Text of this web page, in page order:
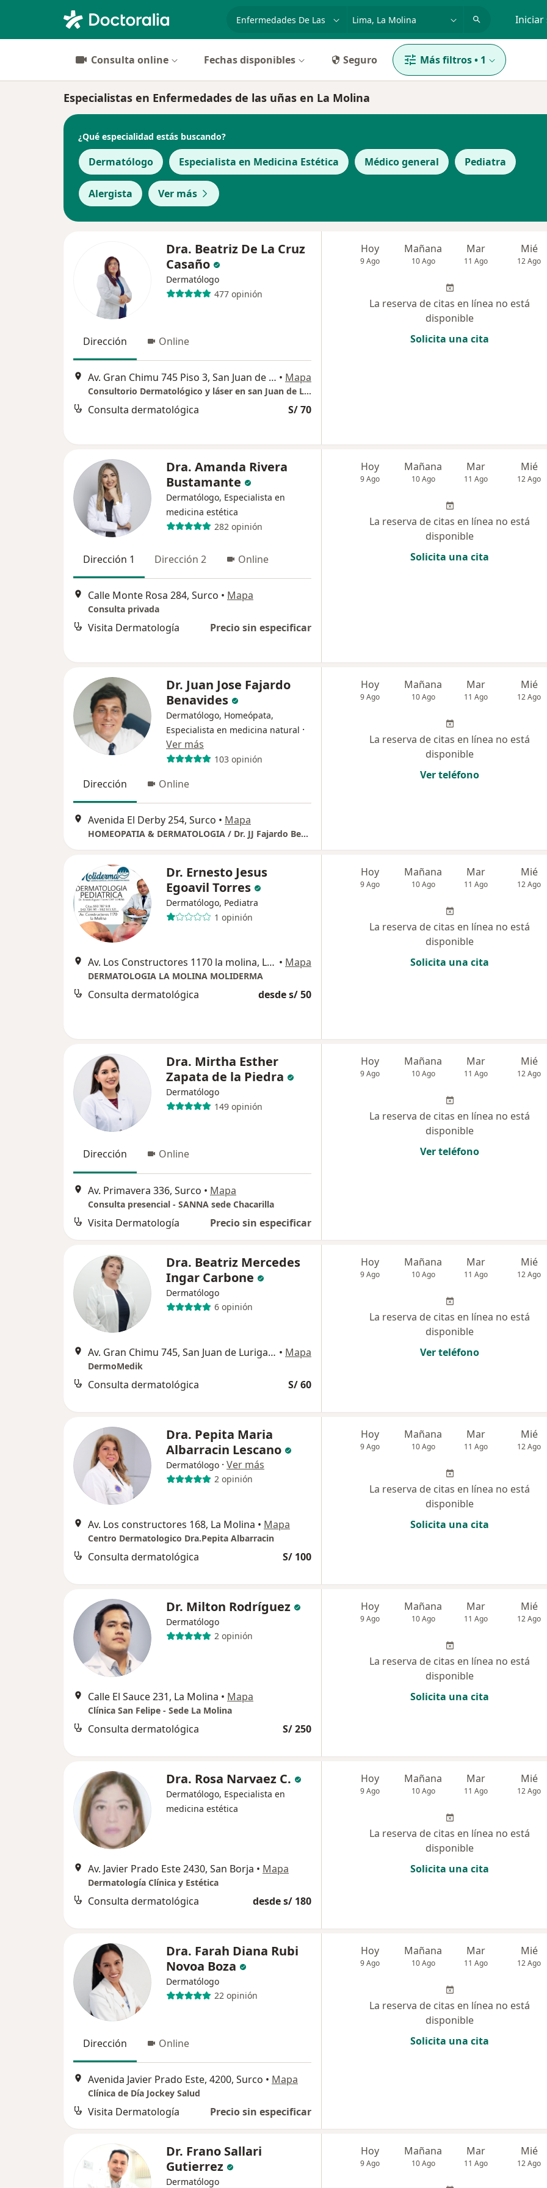
Iniciar
Consulta online Fechas disponibles Seguro Más filtros• 1
Especialistas en Enfermedades de las uñas en La Molina
¿Qué especialidad estás buscando?
Dermatólogo Especialista en Medicina Estética Médico general Pediatra
Alergista Ver más
Dra. Beatriz De La Cruz
Casaño
Dermatólogo
477 opinión
Dirección Online
Av. Gran Chimu 745 Piso 3, San Juan de Lurigancho • Mapa
Consultorio Dermatológico y láser en san Juan de Lurigancho
Consulta dermatológica S/ 70
Hoy
9 Ago
Mañana
10 Ago
Mar
11 Ago
Mié
12 Ago
La reserva de citas en línea no está
disponible
Solicita una cita
Dra. Amanda Rivera
Bustamante
Dermatólogo, Especialista en
medicina estética
282 opinión
Dirección 1 Dirección 2 Online
Calle Monte Rosa 284, Surco • Mapa
Consulta privada
Visita Dermatología Precio sin especificar
Hoy
9 Ago
Mañana
10 Ago
Mar
11 Ago
Mié
12 Ago
La reserva de citas en línea no está
disponible
Solicita una cita
Dr. Juan Jose Fajardo
Benavides
Dermatólogo, Homeópata,
Especialista en medicina natural ·
Ver más
103 opinión
Dirección Online
Avenida El Derby 254, Surco • Mapa
HOMEOPATIA & DERMATOLOGIA / Dr. JJ Fajardo Benavides
Hoy
9 Ago
Mañana
10 Ago
Mar
11 Ago
Mié
12 Ago
La reserva de citas en línea no está
disponible
Ver teléfono
Dr. Ernesto Jesus
Egoavil Torres
Dermatólogo, Pediatra
1 opinión
Av. Los Constructores 1170 la molina, Lima • Mapa
DERMATOLOGIA LA MOLINA MOLIDERMA
Consulta dermatológica desde s/ 50
Hoy
9 Ago
Mañana
10 Ago
Mar
11 Ago
Mié
12 Ago
La reserva de citas en línea no está
disponible
Solicita una cita
Dra. Mirtha Esther
Zapata de la Piedra
Dermatólogo
149 opinión
Dirección Online
Av. Primavera 336, Surco • Mapa
Consulta presencial - SANNA sede Chacarilla
Visita Dermatología Precio sin especificar
Hoy
9 Ago
Mañana
10 Ago
Mar
11 Ago
Mié
12 Ago
La reserva de citas en línea no está
disponible
Ver teléfono
Dra. Beatriz Mercedes
Ingar Carbone
Dermatólogo
6 opinión
Av. Gran Chimu 745, San Juan de Lurigancho • Mapa
DermoMedik
Consulta dermatológica S/ 60
Hoy
9 Ago
Mañana
10 Ago
Mar
11 Ago
Mié
12 Ago
La reserva de citas en línea no está
disponible
Ver teléfono
Dra. Pepita Maria
Albarracin Lescano
Dermatólogo · Ver más
2 opinión
Av. Los constructores 168, La Molina • Mapa
Centro Dermatologico Dra.Pepita Albarracin
Consulta dermatológica S/ 100
Hoy
9 Ago
Mañana
10 Ago
Mar
11 Ago
Mié
12 Ago
La reserva de citas en línea no está
disponible
Solicita una cita
Dr. Milton Rodríguez
Dermatólogo
2 opinión
Calle El Sauce 231, La Molina • Mapa
Clínica San Felipe - Sede La Molina
Consulta dermatológica S/ 250
Hoy
9 Ago
Mañana
10 Ago
Mar
11 Ago
Mié
12 Ago
La reserva de citas en línea no está
disponible
Solicita una cita
Dra. Rosa Narvaez C.
Dermatólogo, Especialista en
medicina estética
Av. Javier Prado Este 2430, San Borja • Mapa
Dermatología Clínica y Estética
Consulta dermatológica desde s/ 180
Hoy
9 Ago
Mañana
10 Ago
Mar
11 Ago
Mié
12 Ago
La reserva de citas en línea no está
disponible
Solicita una cita
Dra. Farah Diana Rubi
Novoa Boza
Dermatólogo
22 opinión
Dirección Online
Avenida Javier Prado Este, 4200, Surco • Mapa
Clínica de Día Jockey Salud
Visita Dermatología Precio sin especificar
Hoy
9 Ago
Mañana
10 Ago
Mar
11 Ago
Mié
12 Ago
La reserva de citas en línea no está
disponible
Solicita una cita
Dr. Frano Sallari
Gutierrez
Dermatólogo
Hoy
9 Ago
Mañana
10 Ago
Mar
11 Ago
Mié
12 Ago